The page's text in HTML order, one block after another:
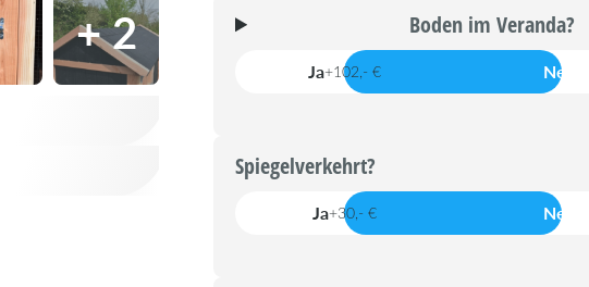
+ 2 Boden im Veranda?
Ja+102,- € Nein
Spiegelverkehrt?
Ja+30,- € Nein